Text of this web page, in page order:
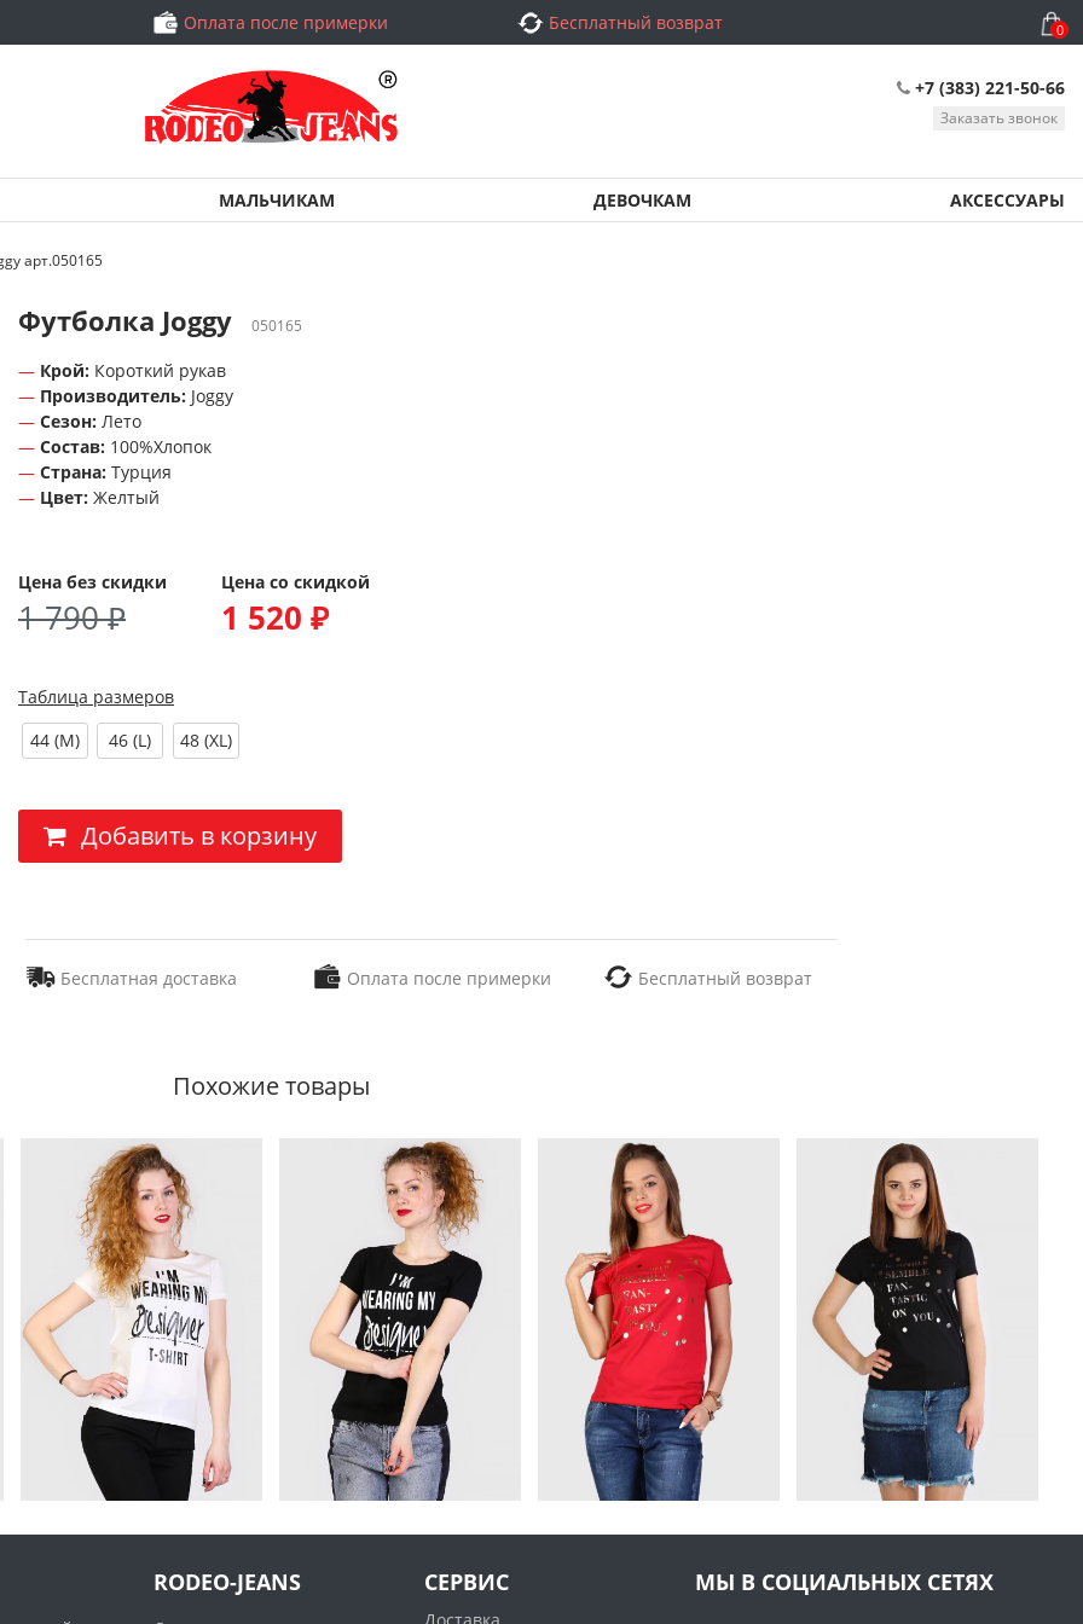
Оплата после примерки Бесплатный возврат 0
+7 (383) 221-50-66
Заказать звонок
МАЛЬЧИКАМ ДЕВОЧКАМ АКСЕССУАРЫ
арт.050165
Футболка Joggy 050165
Крой: Короткий рукав
Производитель: Joggy
Сезон: Лето
Состав: 100%Хлопок
Страна: Турция
Цвет: Желтый
Цена без скидки
1 790 ₽
Цена со скидкой
1 520 ₽
Таблица размеров
44 (M)
46 (L) 48 (XL)
Добавить в корзину
Бесплатная доставка Оплата после примерки Бесплатный возврат
Похожие товары
RODEO-JEANS СЕРВИС МЫ В СОЦИАЛЬНЫХ СЕТЯХ